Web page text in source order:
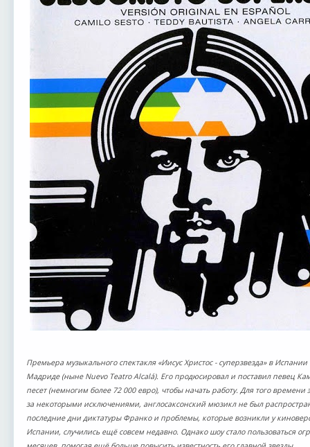
Премьера музыкального спектакля «Иисус Христос - суперзвезда» в
Мадриде (ныне Nuevo Teatro Alcalá). Его продюсировал и поставил певец
песет (немногим более 72 000 евро), чтобы начать работу. Для того времени
за некоторыми исключениями, англосаксонский мюзикл не был
последние дни диктатуры Франко и проблемы, которые возникли у
Испании, случились ещё совсем недавно. Однако шоу стало пользоваться